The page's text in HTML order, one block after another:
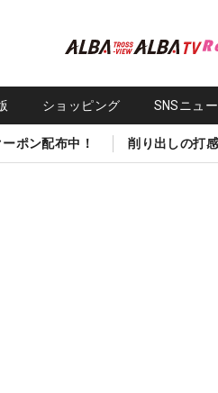
ショッピング SNSニュ
ポン配布中！ 削り出しの打